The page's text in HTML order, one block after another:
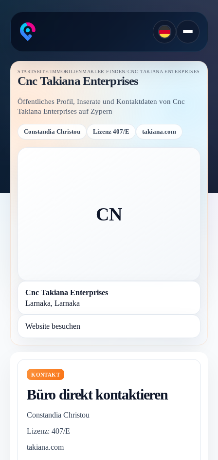
STARTSEITE/IMMOBILIENMAKLER FINDEN /CNC TAKIANA ENTERPRISES
Cnc Takiana Enterprises
Öffentliches Profil, Inserate und Kontaktdaten von Cnc
Takiana Enterprises auf Zypern
Constandia Christou Lizenz 407/E takiana.com
CN
Cnc Takiana Enterprises
Larnaka, Larnaka
Website besuchen
KONTAKT
Büro direkt kontaktieren
Constandia Christou
Lizenz: 407/E
takiana.com